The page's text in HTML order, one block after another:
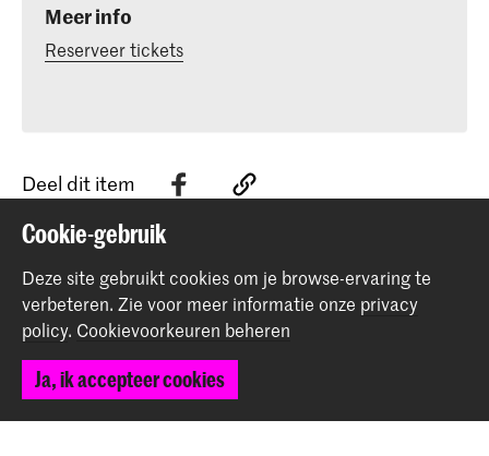
Meer info
Reserveer tickets
Deel dit item
Terug naar boven
Contact
Cookie-gebruik
Deze site gebruikt cookies om je browse-ervaring te
verbeteren. Zie voor meer informatie onze privacy
policy. Cookievoorkeuren beheren
Ja, ik accepteer cookies